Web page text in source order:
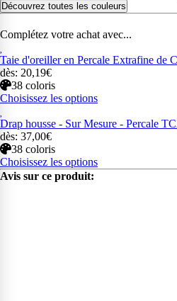
Découvrez toutes les couleurs
Complétez votre achat avec...
Taie d'oreiller en Percale Extrafine de
dès: 20,19€
38 coloris
Choisissez les options
Drap housse - Sur Mesure - Percale
dès: 37,00€
38 coloris
Choisissez les options
Avis sur ce produit: